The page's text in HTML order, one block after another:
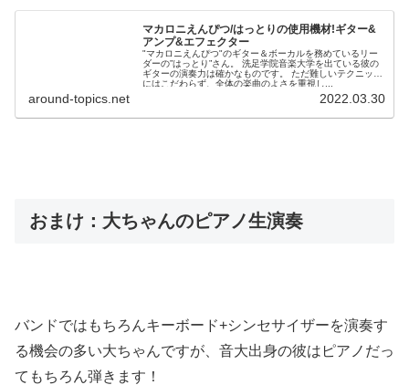
マカロニえんぴつ/はっとりの使用機材!ギター&
アンプ&エフェクター
"マカロニえんぴつ"のギター＆ボーカルを務めているリー
ダーの”はっとり”さん。 洗足学院音楽大学を出ている彼の
ギターの演奏力は確かなものです。 ただ難しいテクニック
にはこだわらず、全体の楽曲のよさを重視し...
around-topics.net 2022.03.30
おまけ：大ちゃんのピアノ生演奏
バンドではもちろんキーボード+シンセサイザーを演奏す
る機会の多い大ちゃんですが、音大出身の彼はピアノだっ
てもちろん弾きます！